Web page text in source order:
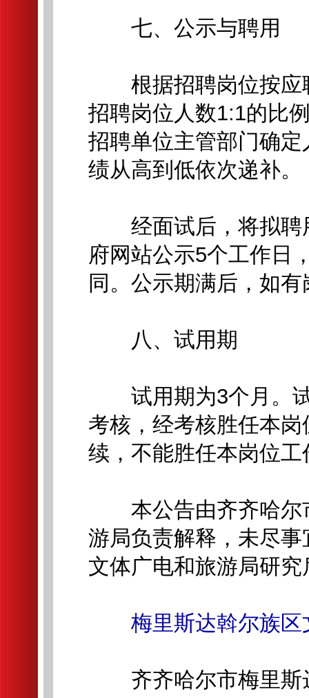
七、公示与聘用
根据招聘岗位按应
招聘岗位人数1:1的比
招聘单位主管部门确
绩从高到低依次递补。
经面试后，将拟聘
府网站公示5个工作日
同。公示期满后，如
八、试用期
试用期为3个月。试
考核，经考核胜任本
续，不能胜任本岗位
本公告由齐齐哈尔
游局负责解释，未尽
文体广电和旅游局研究
梅里斯达斡尔族
齐齐哈尔市梅里斯